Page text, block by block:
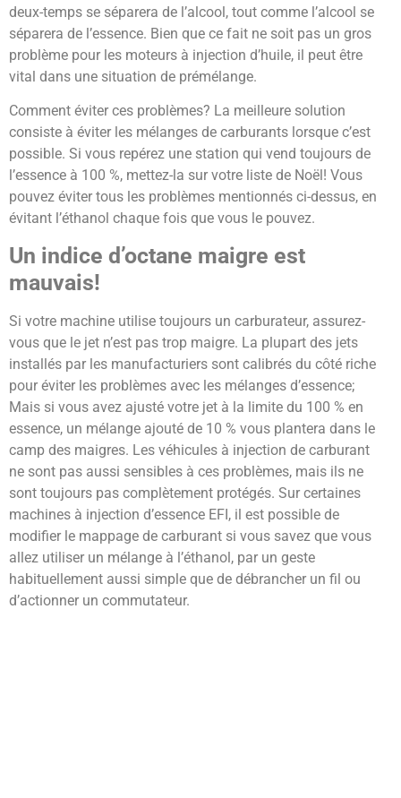
deux-temps se séparera de l’alcool, tout comme l’alcool se
séparera de l’essence. Bien que ce fait ne soit pas un gros
problème pour les moteurs à injection d’huile, il peut être
vital dans une situation de prémélange.
Comment éviter ces problèmes? La meilleure solution
consiste à éviter les mélanges de carburants lorsque c’est
possible. Si vous repérez une station qui vend toujours de
l’essence à 100 %, mettez-la sur votre liste de Noël! Vous
pouvez éviter tous les problèmes mentionnés ci-dessus, en
évitant l’éthanol chaque fois que vous le pouvez.
Un indice d’octane maigre est
mauvais!
Si votre machine utilise toujours un carburateur, assurez-
vous que le jet n’est pas trop maigre. La plupart des jets
installés par les manufacturiers sont calibrés du côté riche
pour éviter les problèmes avec les mélanges d’essence;
Mais si vous avez ajusté votre jet à la limite du 100 % en
essence, un mélange ajouté de 10 % vous plantera dans le
camp des maigres. Les véhicules à injection de carburant
ne sont pas aussi sensibles à ces problèmes, mais ils ne
sont toujours pas complètement protégés. Sur certaines
machines à injection d’essence EFI, il est possible de
modifier le mappage de carburant si vous savez que vous
allez utiliser un mélange à l’éthanol, par un geste
habituellement aussi simple que de débrancher un fil ou
d’actionner un commutateur.